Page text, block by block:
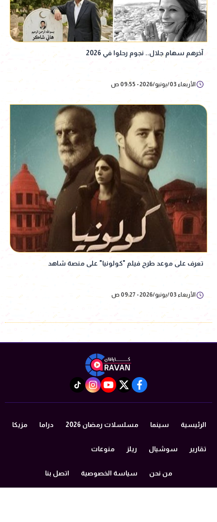
آخرهم سهام جلال.. نجوم رحلوا في 2026
الأربعاء 03/يونيو/2026 - 09:55 ص
تعرف على موعد طرح فيلم "كولونيا" على منصة شاهد
الأربعاء 03/يونيو/2026 - 09:27 ص
facebook
twitter
youtube
instagram
tiktok
الرئيسية سينما مسلسلات رمضان 2026 دراما مزيكا
تقارير سوشيال ريلز منوعات
من نحن سياسة الخصوصية اتصل بنا